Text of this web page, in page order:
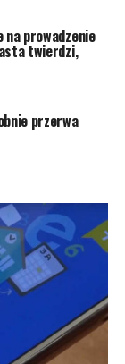
na prowadzenie
twierdzi,
przerwa